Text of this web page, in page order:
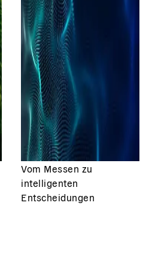
Vom Messen zu
intelligenten
Entscheidungen